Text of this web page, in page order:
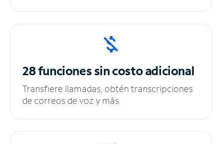
28 funciones sincosto adicional
Transfiere llamadas, obtén transcripciones
de correos de voz y más.